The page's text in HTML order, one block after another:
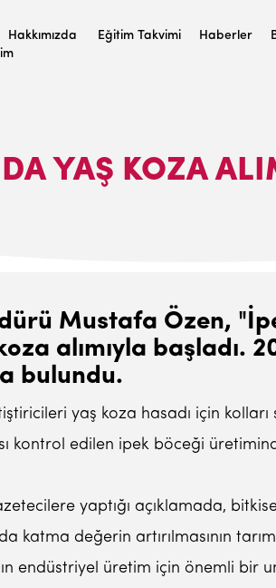
Hakkımızda Eğitim Takvimi Haberler
YAŞ KOZA
Mustafa Özen,
alımıyla başladı.
bulundu.
yaş koza hasadı için kolları
kontrol edilen ipek böceği
yaptığı açıklamada,
katma değerin artırılmasının
endüstriyel üretim için önemli bir